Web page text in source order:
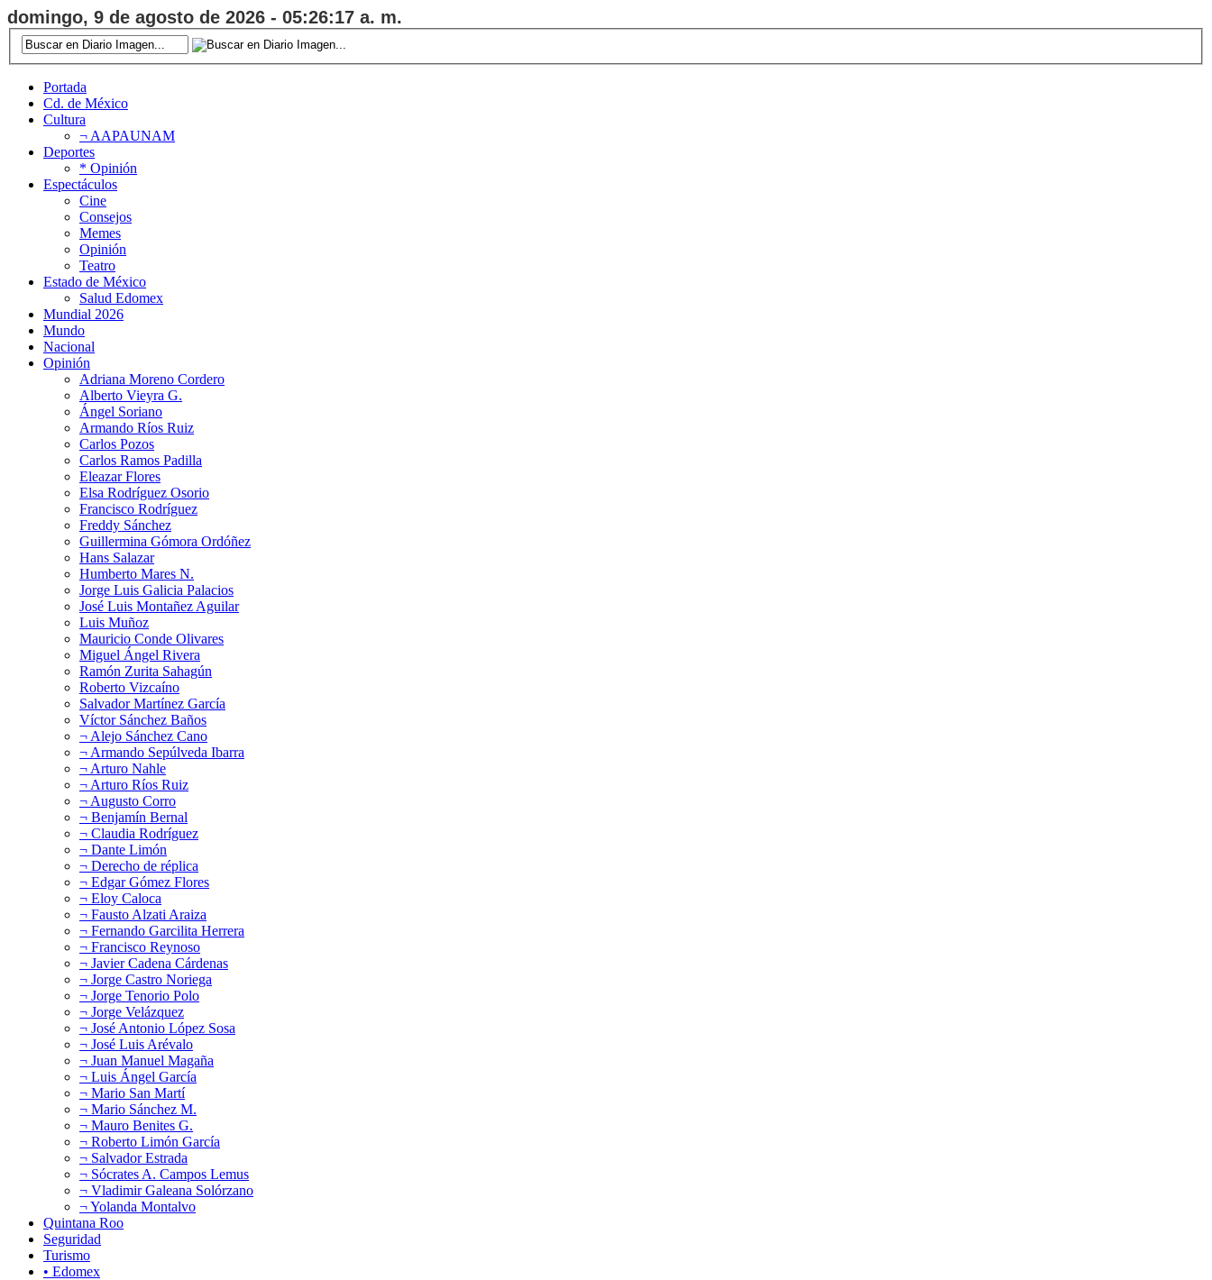
domingo, 9 de agosto de 2026 - 05:26:18 a. m.
Portada
Cd. de México
Cultura
¬ AAPAUNAM
Deportes
* Opinión
Espectáculos
Cine
Consejos
Memes
Opinión
Teatro
Estado de México
Salud Edomex
Mundial 2026
Mundo
Nacional
Opinión
Adriana Moreno Cordero
Alberto Vieyra G.
Ángel Soriano
Armando Ríos Ruiz
Carlos Pozos
Carlos Ramos Padilla
Eleazar Flores
Elsa Rodríguez Osorio
Francisco Rodríguez
Freddy Sánchez
Guillermina Gómora Ordóñez
Hans Salazar
Humberto Mares N.
Jorge Luis Galicia Palacios
José Luis Montañez Aguilar
Luis Muñoz
Mauricio Conde Olivares
Miguel Ángel Rivera
Ramón Zurita Sahagún
Roberto Vizcaíno
Salvador Martínez García
Víctor Sánchez Baños
¬ Alejo Sánchez Cano
¬ Armando Sepúlveda Ibarra
¬ Arturo Nahle
¬ Arturo Ríos Ruiz
¬ Augusto Corro
¬ Benjamín Bernal
¬ Claudia Rodríguez
¬ Dante Limón
¬ Derecho de réplica
¬ Edgar Gómez Flores
¬ Eloy Caloca
¬ Fausto Alzati Araiza
¬ Fernando Garcilita Herrera
¬ Francisco Reynoso
¬ Javier Cadena Cárdenas
¬ Jorge Castro Noriega
¬ Jorge Tenorio Polo
¬ Jorge Velázquez
¬ José Antonio López Sosa
¬ José Luis Arévalo
¬ Juan Manuel Magaña
¬ Luis Ángel García
¬ Mario San Martí
¬ Mario Sánchez M.
¬ Mauro Benites G.
¬ Roberto Limón García
¬ Salvador Estrada
¬ Sócrates A. Campos Lemus
¬ Vladimir Galeana Solórzano
¬ Yolanda Montalvo
Quintana Roo
Seguridad
Turismo
• Edomex